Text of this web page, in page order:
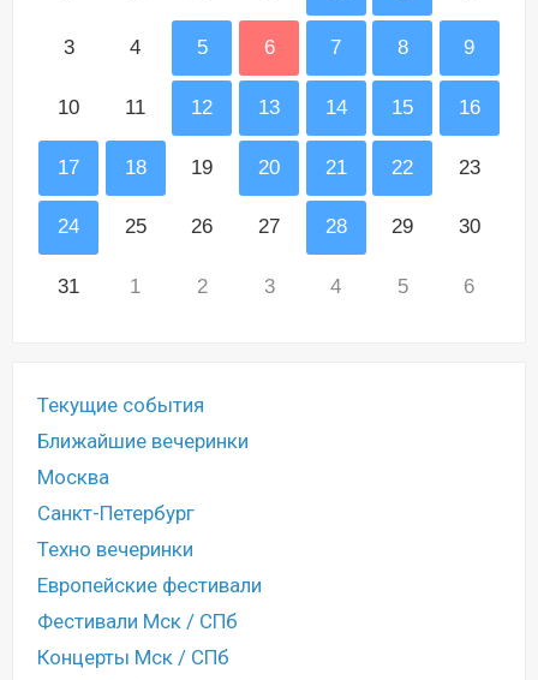
3 4 5 6 7 8 9
10 11 12 13 14 15 16
17 18 19 20 21 22 23
24 25 26 27 28 29 30
31 1 2 3 4 5 6
Текущие события
Ближайшие вечеринки
Москва
Санкт-Петербург
Техно вечеринки
Европейские фестивали
Фестивали Мск / СПб
Концерты Мск / СПб